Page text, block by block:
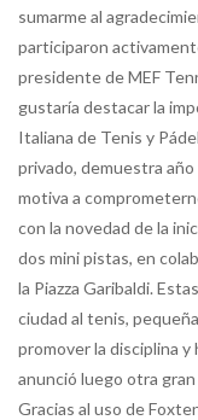
sumarme al
participaron
presidente de MEF
gustaría destacar la
Italiana de Tenis y
privado, demuestra
motiva a
con la novedad de la
dos mini pistas, en
la Piazza Garibaldi.
ciudad al tenis,
promover la disciplina y
anunció luego otra
Gracias al uso de